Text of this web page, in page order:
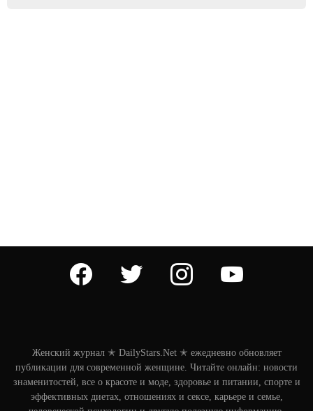
facebook twitter instagram youtube
Женский журнал ✭ DailyStars.Net ✭ ежедневно обновляет
публикации для современной женщине. Читайте онлайн: новости
знаменитостей, все о красоте и моде, здоровье и питании, спорте и
эффективных диетах, отношениях и сексе, карьере и семье,